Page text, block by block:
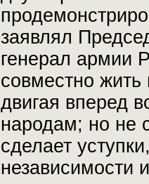
заявлял
генерал армии
совместно
двигая вперед
народам; но не
сделает
независимости